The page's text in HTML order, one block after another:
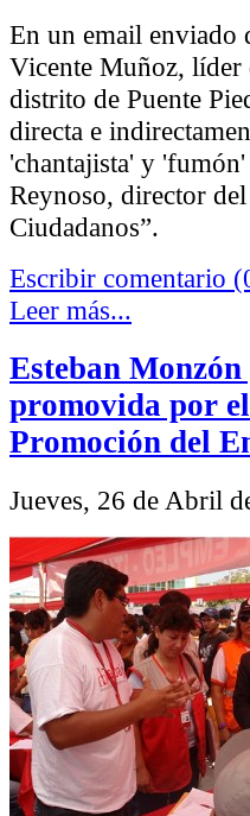
En un email enviado
Vicente Muñoz, líder
distrito de Puente
directa e
'chantajista' y
Reynoso, director
Ciudadanos”.
Escribir comentario
Leer más...
Esteban
promovida por
Promoción del
Jueves, 26 de Abril